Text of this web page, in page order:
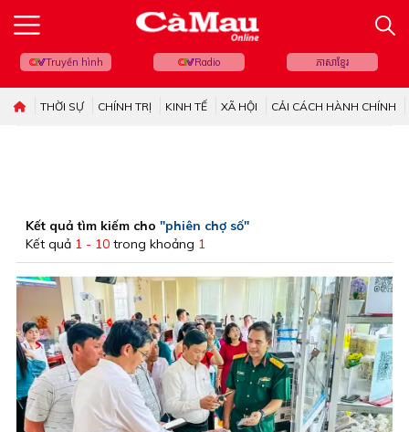
Truyền hình Radio ភាសាខ្មែរ
THỜI SỰ CHÍNH TRỊ KINH TẾ XÃ HỘI CẢI CÁCH HÀNH CHÍNH
Kết quả tìm kiếm cho "phiên chợ số"
Kết quả 1 - 10 trong khoảng 1